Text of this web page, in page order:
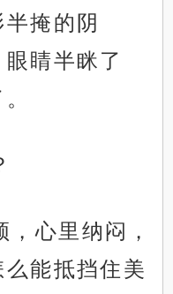
掩的阴
睛半眯了
心里纳闷，
能抵挡住美